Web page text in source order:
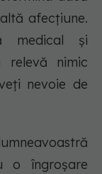
afecțiune.
medical și
relevă nimic
nevoie de
o îngroșare